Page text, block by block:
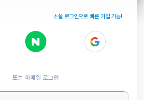
소셜 로그인으로 빠른 가입 가능!
또는 이메일 로그인